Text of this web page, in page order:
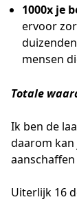
1000x je
ervoor
mensen
Totale
Ik ben de
daarom kan
Uiterlijk 16